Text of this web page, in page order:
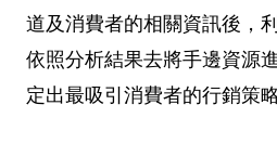
道及消費者的相關資訊後，
依照分析結果去將手邊資源
定出最吸引消費者的行銷策略